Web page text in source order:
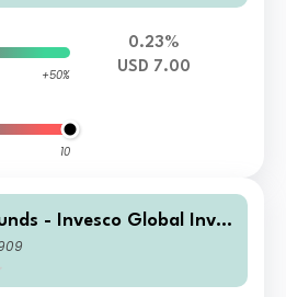
+50%
10
0.23%
USD 7.00
- Invesco Global Inves
Corporate Bond Fund